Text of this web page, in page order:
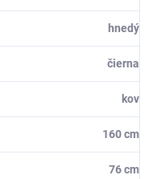
hnedý
čierna
kov
160 cm
76 cm